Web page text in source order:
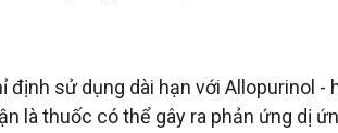
sử dụng dài hạn với Allopurinol
là thuốc có thể gây ra phản ứng dị